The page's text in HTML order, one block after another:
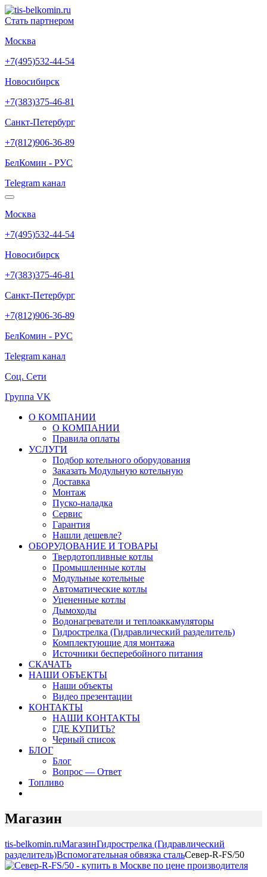
Стать партнером
Москва
+7(495)532-44-54
Новосибирск
+7(383)375-46-81
Санкт-Петербург
+7(812)906-36-89
БелКомин - РУС
Telegram канал
Москва
+7(495)532-44-54
Новосибирск
+7(383)375-46-81
Санкт-Петербург
+7(812)906-36-89
БелКомин - РУС
Telegram канал
Соц. Сети
Группа VK
О КОМПАНИИ
О КОМПАНИИ
Правила оплаты
УСЛУГИ
Подбор котельного оборудования
Заказать Модульную котельную
Доставка
Монтаж
Пуско-наладка
Сервис
Гарантия
Нашли дешевле?
ОБОРУДОВАНИЕ И ТОВАРЫ
Твердотопливные котлы
Промышленные котлы
Модульные котельные
Автоматические котлы
Уцененные котлы
Дымоходы
Водонагреватели и теплоаккамуляторы
Гидрострелка (Гидравлический разделитель)
Комплектующие для монтажа
Источники бесперебойного питания
СКАЧАТЬ
НАШИ ОБЪЕКТЫ
Наши объекты
Видео презентации
КОНТАКТЫ
НАШИ КОНТАКТЫ
ГДЕ КУПИТЬ?
Черный список
БЛОГ
Блог
Вопрос — Ответ
Топливо
Магазин
tis-belkomin.ruМагазинГидрострелка (Гидравлический
разделитель)Вспомогательная обвязка стальСевер-R-FS/50